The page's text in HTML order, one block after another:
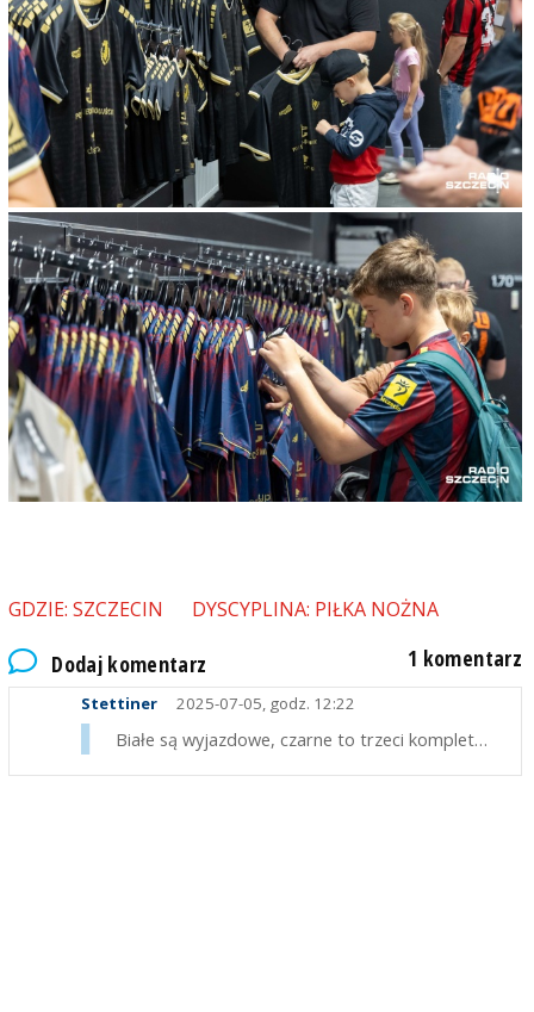
GDZIE: SZCZECIN DYSCYPLINA: PIŁKA NOŻNA
Dodaj komentarz 1 komentarz
Stettiner 2025-07-05, godz. 12:22
Białe są wyjazdowe, czarne to trzeci komplet…